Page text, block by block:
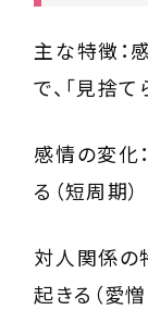
主な特徴：
で、「見捨
感情の変化
る（短周期）
対人関係の
起きる（愛